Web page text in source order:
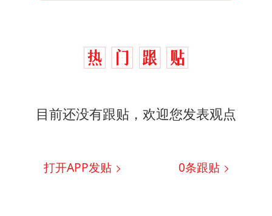
目前还没有跟贴，欢迎您发表观点
打开APP发贴 0条跟贴